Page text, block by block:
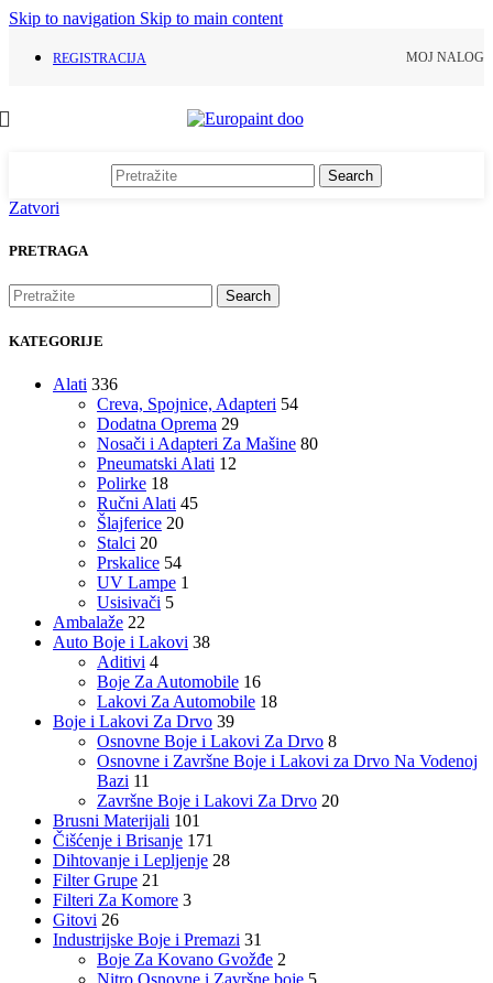
Skip to navigation Skip to main content
REGISTRACIJA MOJ NALOG
Search
Zatvori
PRETRAGA
Search
KATEGORIJE
Alati 336
Creva, Spojnice, Adapteri 54
Dodatna Oprema 29
Nosači i Adapteri Za Mašine 80
Pneumatski Alati 12
Polirke 18
Ručni Alati 45
Šlajferice 20
Stalci 20
Prskalice 54
UV Lampe 1
Usisivači 5
Ambalaže 22
Auto Boje i Lakovi 38
Aditivi 4
Boje Za Automobile 16
Lakovi Za Automobile 18
Boje i Lakovi Za Drvo 39
Osnovne Boje i Lakovi Za Drvo 8
Osnovne i Završne Boje i Lakovi za Drvo Na Vodenoj
Bazi 11
Završne Boje i Lakovi Za Drvo 20
Brusni Materijali 101
Čišćenje i Brisanje 171
Dihtovanje i Lepljenje 28
Filter Grupe 21
Filteri Za Komore 3
Gitovi 26
Industrijske Boje i Premazi 31
Boje Za Kovano Gvožđe 2
Nitro Osnovne i Završne boje 5